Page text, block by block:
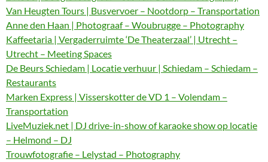
Van Heugten Tours | Busvervoer – Nootdorp – Transportation
Anne den Haan | Photograaf – Woubrugge – Photography
Kaffeetaria | Vergaderruimte ‘De Theaterzaal’ | Utrecht –
Utrecht – Meeting Spaces
De Beurs Schiedam | Locatie verhuur | Schiedam – Schiedam –
Restaurants
Marken Express | Visserskotter de VD 1 – Volendam –
Transportation
LiveMuziek.net | DJ drive-in-show of karaoke show op locatie
– Helmond – DJ
Trouwfotografie – Lelystad – Photography